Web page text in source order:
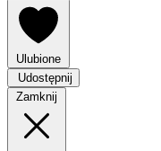
Ulubione
Udostępnij
Zamknij